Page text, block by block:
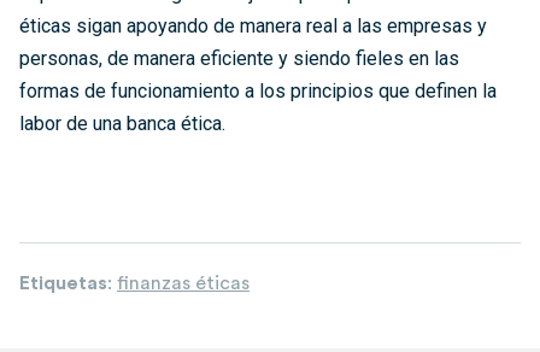
éticas sigan apoyando de manera real a las empresas y
personas, de manera eficiente y siendo fieles en las
formas de funcionamiento a los principios que definen la
labor de una banca ética.
Etiquetas: finanzas éticas